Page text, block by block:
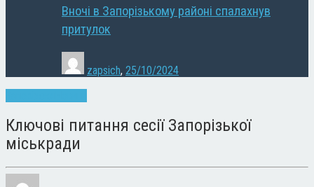
Вночі в Запорізькому районі спалахнув
притулок
zapsich, 25/10/2024
Ключові питання сесії Запорізької
міськради